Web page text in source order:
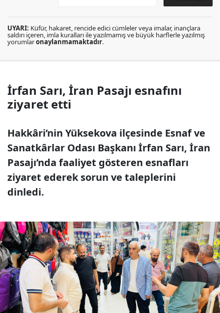
UYARI: Küfür, hakaret, rencide edici cümleler veya imalar, inançlara
saldırı içeren, imla kuralları ile yazılmamış ve büyük harflerle yazılmış
yorumlaronaylanmamaktadır.
İrfan Sarı, İran Pasajı esnafını
ziyaret etti
Hakkâri’nin Yüksekova ilçesinde Esnaf ve
Sanatkârlar Odası Başkanı İrfan Sarı, İran
Pasajı’nda faaliyet gösteren esnafları
ziyaret ederek sorun ve taleplerini
dinledi.